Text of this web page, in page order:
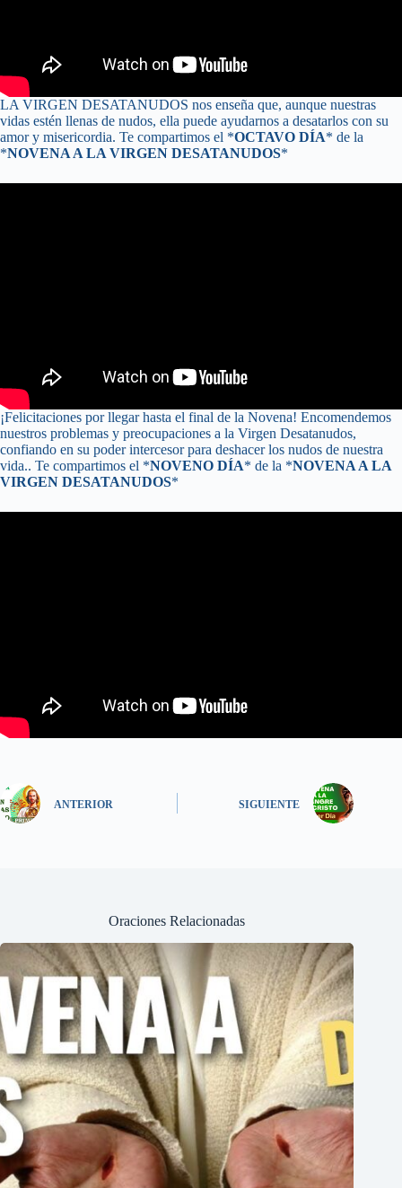
LA VIRGEN DESATANUDOS nos enseña que, aunque nuestras
vidas estén llenas de nudos, ella puede ayudarnos a desatarlos con su
amor y misericordia. Te compartimos el *OCTAVO DÍA* de la
*NOVENA A LA VIRGEN DESATANUDOS*
¡Felicitaciones por llegar hasta el final de la Novena! Encomendemos
nuestros problemas y preocupaciones a la Virgen Desatanudos,
confiando en su poder intercesor para deshacer los nudos de nuestra
vida.. Te compartimos el *NOVENO DÍA* de la *NOVENA A LA
VIRGEN DESATANUDOS*
ANTERIOR SIGUIENTE
Oraciones Relacionadas